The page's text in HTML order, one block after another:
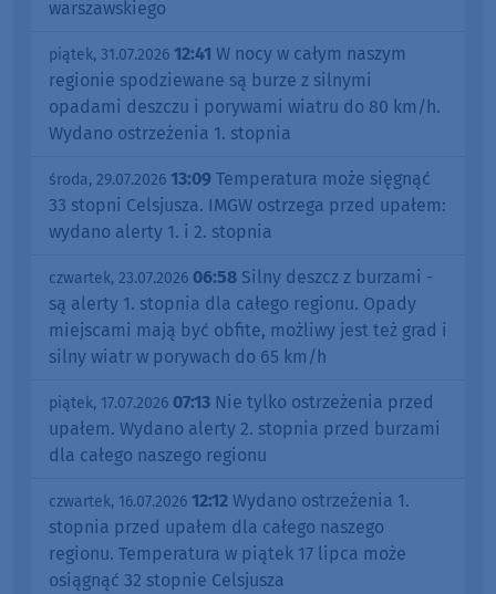
warszawskiego
piątek, 31.07.2026 12:41 W nocy w całym naszym
regionie spodziewane są burze z silnymi
opadami deszczu i porywami wiatru do 80 km/h.
Wydano ostrzeżenia 1. stopnia
środa, 29.07.2026 13:09 Temperatura może sięgnąć
33 stopni Celsjusza. IMGW ostrzega przed upałem:
wydano alerty 1. i 2. stopnia
czwartek, 23.07.2026 06:58 Silny deszcz z burzami -
są alerty 1. stopnia dla całego regionu. Opady
miejscami mają być obfite, możliwy jest też grad i
silny wiatr w porywach do 65 km/h
piątek, 17.07.2026 07:13 Nie tylko ostrzeżenia przed
upałem. Wydano alerty 2. stopnia przed burzami
dla całego naszego regionu
czwartek, 16.07.2026 12:12 Wydano ostrzeżenia 1.
stopnia przed upałem dla całego naszego
regionu. Temperatura w piątek 17 lipca może
osiągnąć 32 stopnie Celsjusza